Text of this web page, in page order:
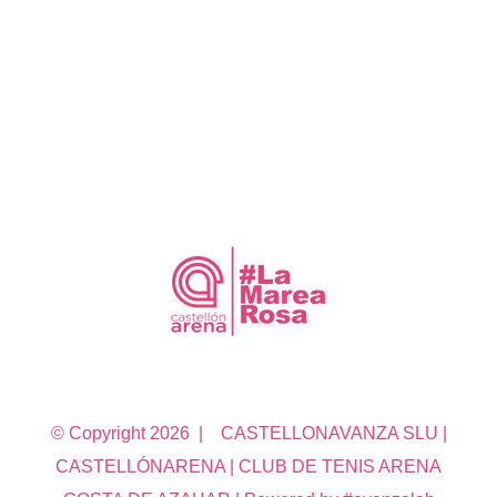
© Copyright 2026 | CASTELLONAVANZA SLU |
CASTELLÓNARENA | CLUB DE TENIS ARENA